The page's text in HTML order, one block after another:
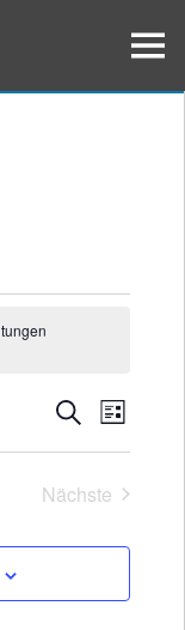
Menü
Suche
und
Suche
Liste
Nächste